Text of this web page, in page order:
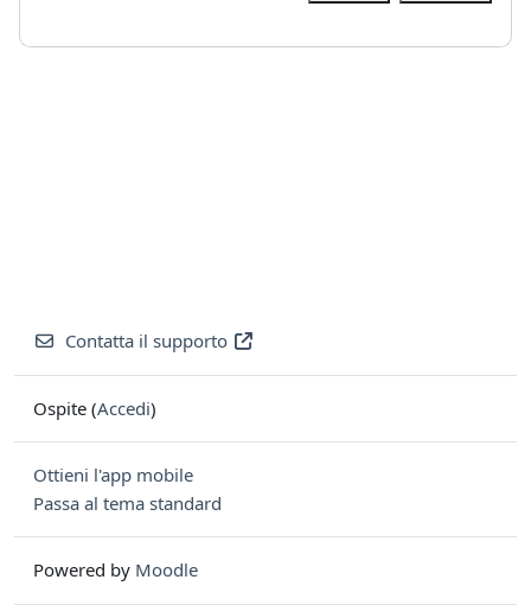
Contatta il supporto
Ospite (Accedi)
Ottieni l'app mobile
Passa al tema standard
Powered by Moodle